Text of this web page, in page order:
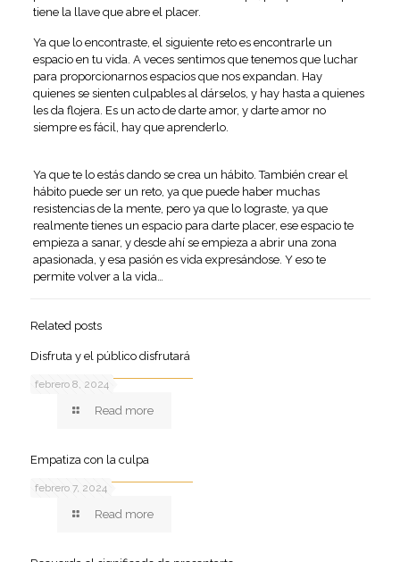
tiene la llave que abre el placer.
Ya que lo encontraste, el siguiente reto es encontrarle un
espacio en tu vida. A veces sentimos que tenemos que luchar
para proporcionarnos espacios que nos expandan. Hay
quienes se sienten culpables al dárselos, y hay hasta a quienes
les da flojera. Es un acto de darte amor, y darte amor no
siempre es fácil, hay que aprenderlo.
Ya que te lo estás dando se crea un hábito. También crear el
hábito puede ser un reto, ya que puede haber muchas
resistencias de la mente, pero ya que lo lograste, ya que
realmente tienes un espacio para darte placer, ese espacio te
empieza a sanar, y desde ahí se empieza a abrir una zona
apasionada, y esa pasión es vida expresándose. Y eso te
permite volver a la vida…
Related posts
febrero 8, 2024
Disfruta y el público disfrutará
Read more
febrero 7, 2024
Empatiza con la culpa
Read more